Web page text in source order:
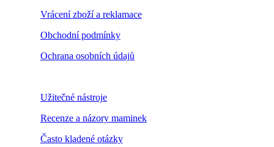
Vrácení zboží a reklamace
Obchodní podmínky
Ochrana osobních údajů
Užitečné nástroje
Recenze a názory maminek
Často kladené otázky